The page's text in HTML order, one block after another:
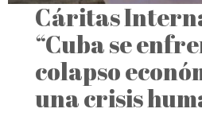
Cáritas
“Cuba se
colapso
una crisis